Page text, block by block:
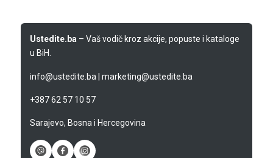
Ustedite.ba – Vaš vodič kroz akcije, popuste i kataloge
u BiH.
info@ustedite.ba | marketing@ustedite.ba
+387 62 57 10 57
Sarajevo, Bosna i Hercegovina